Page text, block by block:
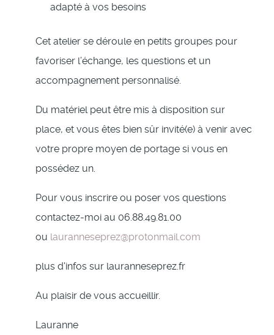
adapté à vos besoins
Cet atelier se déroule en petits groupes pour
favoriser l’échange, les questions et un
accompagnement personnalisé.
Du matériel peut être mis à disposition sur
place, et vous êtes bien sûr invité(e) à venir avec
votre propre moyen de portage si vous en
possédez un.
Pour vous inscrire ou poser vos questions
contactez-moi au 06.88.49.81.00
ou lauranneseprez@protonmail.com
plus d'infos sur lauranneseprez.fr
Au plaisir de vous accueillir.
Lauranne